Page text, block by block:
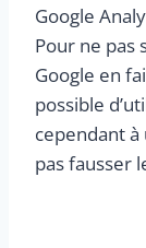
Google
Pour ne pas
Google en
possible
cependant
pas fausser